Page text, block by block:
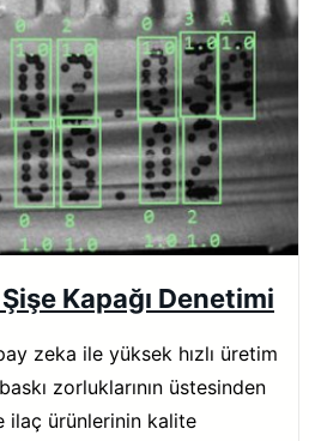
Kapağı Denetimi
zeka ile yüksek hızlı üretim
zorluklarının üstesinden
ilaç ürünlerinin kalite